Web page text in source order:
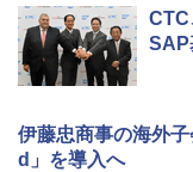
CTC
SAP
伊藤忠商事の海外
d」を導入へ